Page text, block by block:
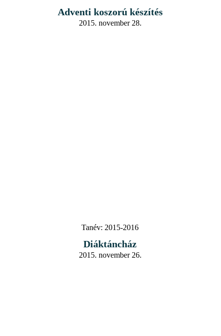
Adventi koszorú készítés
2015. november 28.
Tanév: 2015-2016
Diáktáncház
2015. november 26.